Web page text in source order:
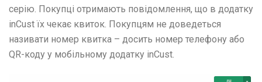
серію. Покупці отримають повідомлення, що в додатку
inCust їх чекає квиток. Покупцям не доведеться
називати номер квитка – досить номер телефону або
QR-коду у мобільному додатку inCust.